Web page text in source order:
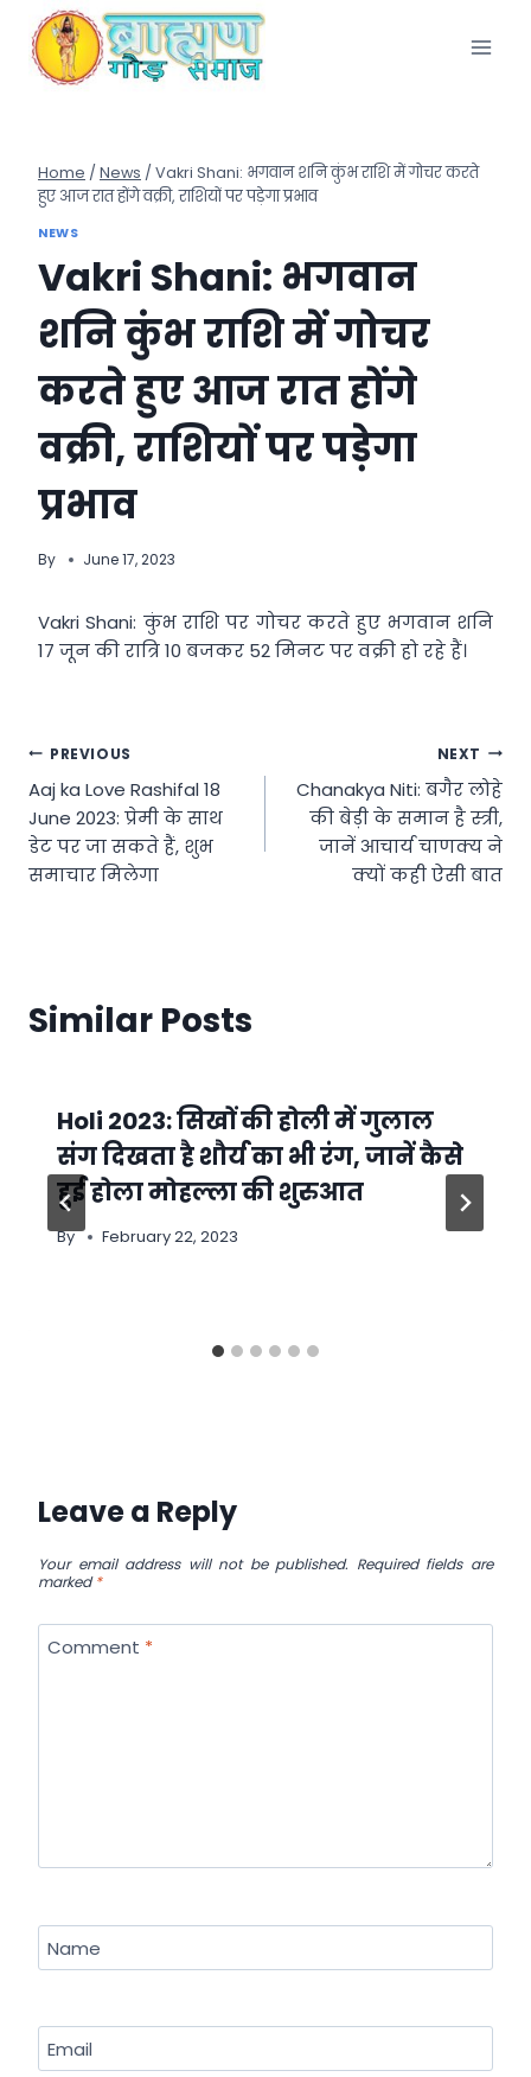
content
Home / News / Vakri Shani: भगवान शनि कुंभ राशि में गोचर करते
हुए आज रात होंगे वक्री, राशियों पर पड़ेगा प्रभाव
NEWS
Vakri Shani: भगवान
शनि कुंभ राशि में गोचर
करते हुए आज रात होंगे
वक्री, राशियों पर पड़ेगा
प्रभाव
By June 17, 2023
Vakri Shani: कुंभ राशि पर गोचर करते हुए भगवान शनि
17 जून की रात्रि 10 बजकर 52 मिनट पर वक्री हो रहे हैं।
Post
navigation
PREVIOUS
Aaj ka Love Rashifal 18
June 2023: प्रेमी के साथ
डेट पर जा सकते हैं, शुभ
समाचार मिलेगा
NEXT
Chanakya Niti: बगैर लोहे
की बेड़ी के समान है स्त्री,
जानें आचार्य चाणक्य ने
क्यों कही ऐसी बात
Similar Posts
Holi 2023: सिखों की होली में गुलाल
संग दिखता है शौर्य का भी रंग, जानें कैसे
हुई होला मोहल्ला की शुरुआत
By February 22, 2023
Leave a Reply
Your email address will not be published. Required fields are
marked*
Comment *
Name
Email